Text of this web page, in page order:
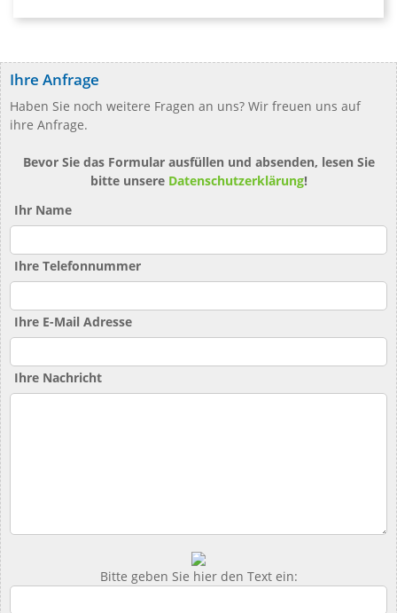
Ihre Anfrage
Haben Sie noch weitere Fragen an uns? Wir freuen uns auf
ihre Anfrage.
Bevor Sie das Formular ausfüllen und absenden, lesen Sie
bitte unsere Datenschutzerklärung!
Ihr Name
Ihre Telefonnummer
Ihre E-Mail Adresse
Ihre Nachricht
Bitte geben Sie hier den Text ein: